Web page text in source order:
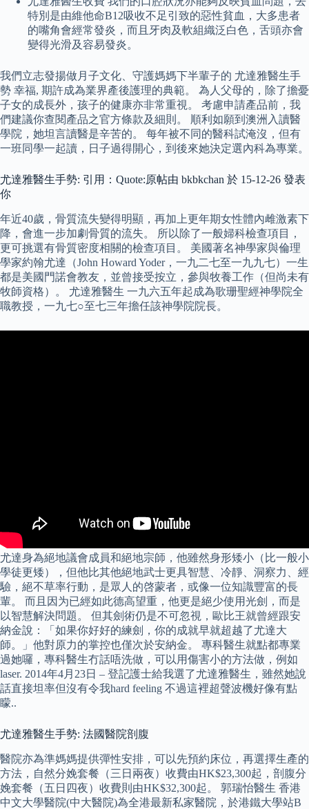
特別是由維他命B12吸收不足引致的惡性貧血，大多患者
的嘴角會經常發炎，而且牙肉及軟組織泛白色，舌頭亦會
變得光滑及容易發炎。
我們立志發揚做月子文化、守護媽媽下半輩子的 尤達雅醫生手
勢 幸福, 期許成為業界產後護理的典範。 為人父母的，除了擔憂
子女的成長外，孩子的健康亦非常重視。 考慮申請產品前，我
們建議你查閱產品之官方條款及細則。 順利如願到澳洲入讀醫
學院，她坦言讀醫是辛苦的。 每年被不同的醫科試淹沒，但有
一班同學一起讀，日子過得開心，到後來她決定選內科為專業。
尤達雅醫生手勢: 引用：Quote:原帖由 bkbkchan 於 15-12-26 發表
你
年近40歲，骨質流失變得明顯，再加上更年期女性體內雌激素下
降，會進一步加劇骨質的流失。 所以除了一般婦科檢查項目，
更可挑選有骨質密度相關的檢查項目。 美國著名神學家與倫理
學家約翰尤達（John Howard Yoder，一九二七至一九九七）一生
都是美國門諾會教友，並曾接受按立，參與牧養工作（但尚未有
牧師資格）。 尤達雅醫生 一九六五年起成為歌珊聖經神學院全
職教授，一九七○至七三年擔任該神學院院長。
尤達身為絕地議會成員和絕地宗師，他雖然身形矮小（比一般小
學徒更矮），但他比其他絕地武士更具智慧、冷靜、洞察力、經
驗，絕不草率行動，是眾人的啓蒙者，或像一位知識豐富的長
輩。 而且因为已經如此德高望重，他更是絕少使用光劍，而是
以智慧解決問題。 但其劍術仍是不可忽視，歐比王就曾經跟安
納金說：「如果你好好的練劍，你的成就早就超越了尤達大
師。」他對原力的掌控也僅次於安納金。 專科醫生就點都專業
過她囉，專科醫生冇話唔洗做，可以用傷害小的方法做，例如
laser. 2014年4月23日 – 登記護士給我選了尤達雅醫生，雖然她說
話直接坦率但沒有令我hard feeling 不過這裡超聲波機好像有點
矇..
尤達雅醫生手勢: 法國醫院剖腹
醫院亦為準媽媽提供彈性安排，可以先預約床位，再選擇生產的
方法，自然分娩套餐（三日兩夜）收費由HK$23,300起，剖腹分
娩套餐（五日四夜）收費則由HK$32,300起。 郭瑞怡醫生 香港
中文大學醫院(中大醫院)為全港最新私家醫院，於港鐵大學站B